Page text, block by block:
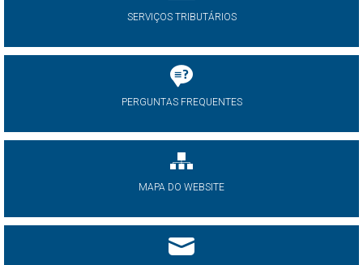
SERVIÇOS TRIBUTÁRIOS
PERGUNTAS FREQUENTES
MAPA DO WEBSITE